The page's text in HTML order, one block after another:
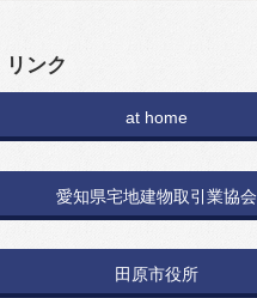
リンク
at home
愛知県宅地建物取引業協会
田原市役所